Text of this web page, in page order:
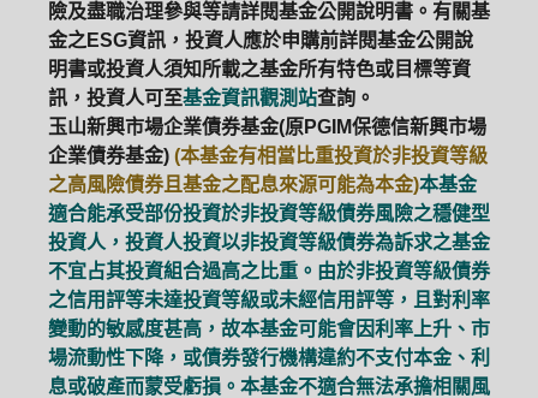
險及盡職治理參與等請詳閱基金公開說明書。有關基
金之ESG資訊，投資人應於申購前詳閱基金公開說
明書或投資人須知所載之基金所有特色或目標等資
訊，投資人可至基金資訊觀測站查詢。
玉山新興市場企業債券基金(原PGIM保德信新興市場
企業債券基金) (本基金有相當比重投資於非投資等級
之高風險債券且基金之配息來源可能為本金)本基金
適合能承受部份投資於非投資等級債券風險之穩健型
投資人，投資人投資以非投資等級債券為訴求之基金
不宜占其投資組合過高之比重。由於非投資等級債券
之信用評等未達投資等級或未經信用評等，且對利率
變動的敏感度甚高，故本基金可能會因利率上升、市
場流動性下降，或債券發行機構違約不支付本金、利
息或破產而蒙受虧損。本基金不適合無法承擔相關風